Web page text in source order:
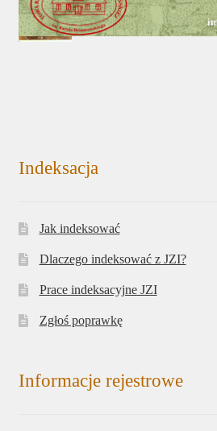
Indeksacja
Jak indeksować
Dlaczego indeksować z JZI?
Prace indeksacyjne JZI
Zgłoś poprawkę
Informacje rejestrowe